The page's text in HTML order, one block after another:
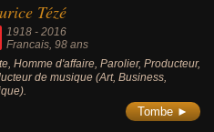
Tézé
1918 -2016
Francais, 98 ans
Homme d'affaire, Parolier, Producteur,
de musique (Art, Business,
Tombe ►